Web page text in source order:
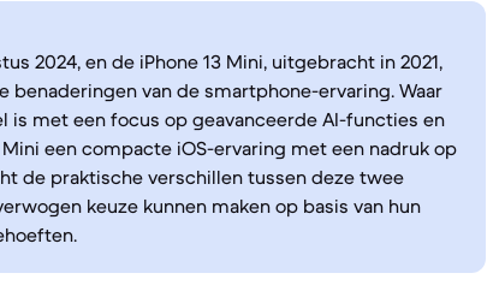
2024, en de iPhone 13 Mini, uitgebracht in 2021,
van de smartphone-ervaring. Waar
is met een focus op geavanceerde AI-functies en
een compacte iOS-ervaring met een nadruk op
de praktische verschillen tussen deze twee
keuze kunnen maken op basis van hun